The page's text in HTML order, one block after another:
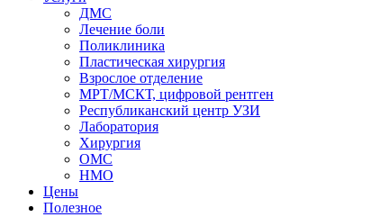
ДМС
Лечение боли
Поликлиника
Пластическая хирургия
Взрослое отделение
МРТ/МСКТ, цифровой рентген
Республиканский центр УЗИ
Лаборатория
Хирургия
ОМС
НМО
Цены
Полезное